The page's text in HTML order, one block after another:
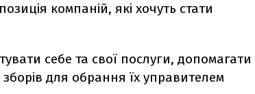
компаній, які хочуть стати
себе та свої послуги, допомагати
для обрання їх управителем